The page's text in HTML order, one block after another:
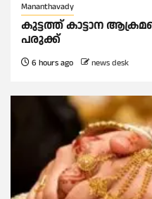
Mananthavady
കുട്ടത്ത് കാട്ടാന
പരുക്ക്
6 hours ago news desk